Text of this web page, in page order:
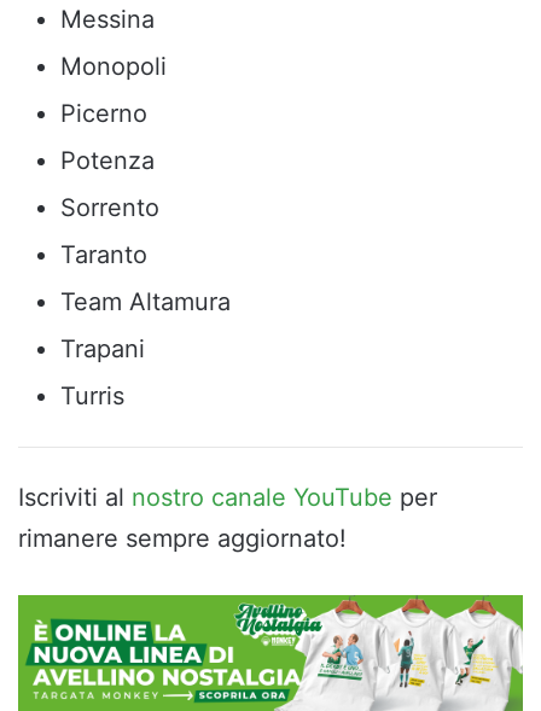
Messina
Monopoli
Picerno
Potenza
Sorrento
Taranto
Team Altamura
Trapani
Turris
Iscriviti al nostro canale YouTube per
rimanere sempre aggiornato!